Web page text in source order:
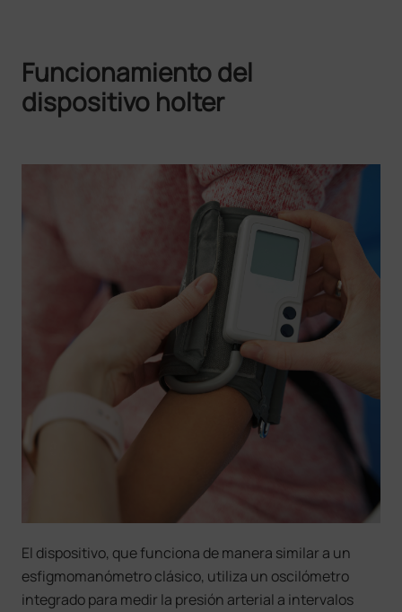
Funcionamiento del
dispositivo holter
El dispositivo, que funciona de manera similar a un
esfigmomanómetro clásico, utiliza un oscilómetro
integrado para medir la presión arterial a intervalos